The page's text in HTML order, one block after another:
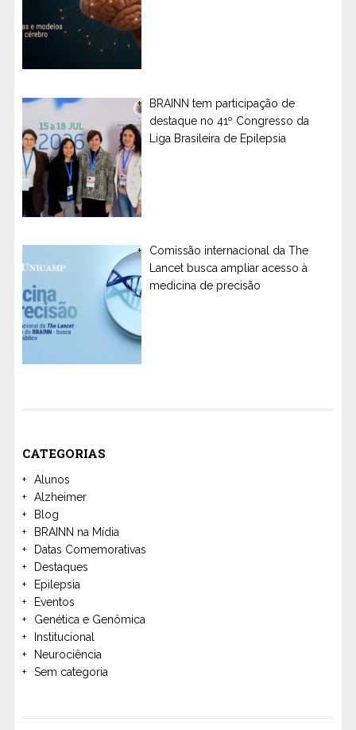
BRAINN tem participação de
destaque no 41º Congresso da
Liga Brasileira de Epilepsia
Comissão internacional da The
Lancet busca ampliar acesso à
medicina de precisão
CATEGORIAS
Alunos
Alzheimer
Blog
BRAINN na Mídia
Datas Comemorativas
Destaques
Epilepsia
Eventos
Genética e Genômica
Institucional
Neurociência
Sem categoria